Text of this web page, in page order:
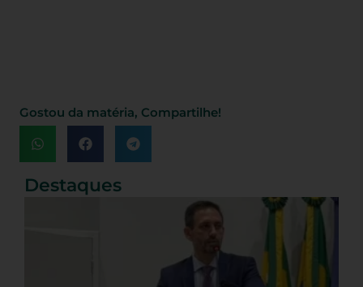
Gostou da matéria, Compartilhe!
Destaques